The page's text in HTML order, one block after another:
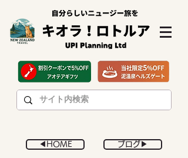
◀︎HOME ブログ▶︎